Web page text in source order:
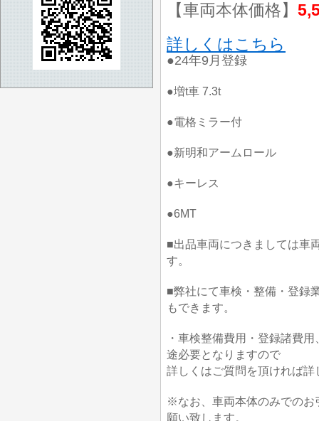
【車両本体価格】
詳しくはこちら
●24年9月登録
●増t車 7.3t
●電格ミラー付
●新明和アームロール
●キーレス
●6MT
■出品車両につきましては車
す。
■弊社にて車検・整備・登録
もできます。
・車検整備費用・登録諸費
途必要となりますので
詳しくはご質問を頂ければ
※なお、車両本体のみでのお
願い致します。